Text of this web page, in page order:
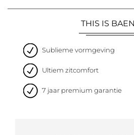
THIS IS
Sublieme vormgeving
Ultiem zitcomfort
7 jaar premium garantie